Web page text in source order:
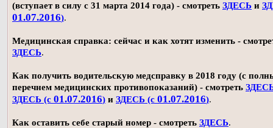
(вступает в силу с 31 марта 2014 года) - смотреть ЗДЕСЬ и
01.07.2016).
Медицинская справка: сейчас и как хотят изменить -
ЗДЕСЬ.
Как получить водительскую медсправку в 2018 году (с
перечнем медицинских противопоказаний) - смотреть
ЗДЕСЬ (с 01.07.2016) и ЗДЕСЬ (с 01.07.2016).
Как оставить себе старый номер - смотреть ЗДЕСЬ.